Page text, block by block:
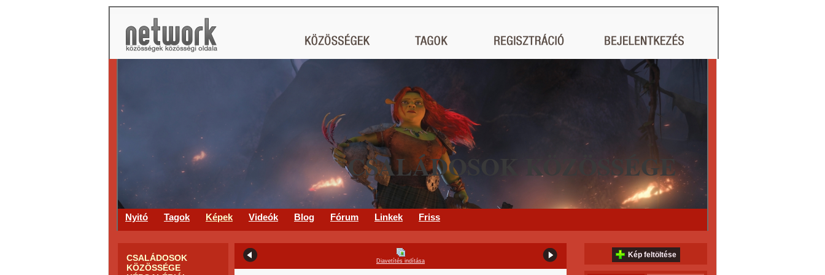
CSALÁDOSOK KÖZÖSSÉGE
Nyitó Tagok Képek Videók Blog Fórum Linkek Friss
CSALÁDOSOK
KÖZÖSSÉGE
Diavetítés indítása
Kép feltöltése